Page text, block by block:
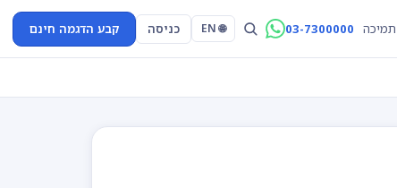
תמיכה 03-7300000
🌐 EN כניסה קבע הדגמה חינם